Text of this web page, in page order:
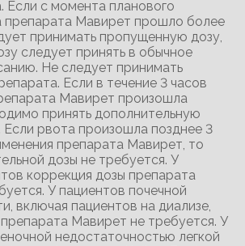
Если с момента планового
препарата Мавирет прошло более
принимать пропущенную дозу,
следует принять в обычное
Не следует принимать
Если в течение 3 часов
Мавирет произошла
принять дополнительную
Если рвота произошла позднее 3
препарата Мавирет, то
дозы не требуется. У
коррекция дозы препарата
У пациентов почечной
включая пациентов на диализе,
Мавирет не требуется. У
недостаточностью легкой